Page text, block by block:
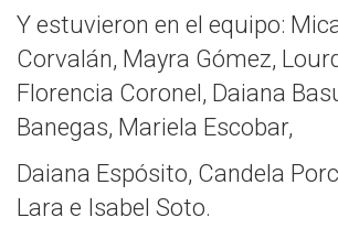
Y estuvieron en el equipo:
Corvalán, Mayra Gómez,
Florencia Coronel, Daiana
Banegas, Mariela Escobar,
Daiana Espósito, Candela
Lara e Isabel Soto.